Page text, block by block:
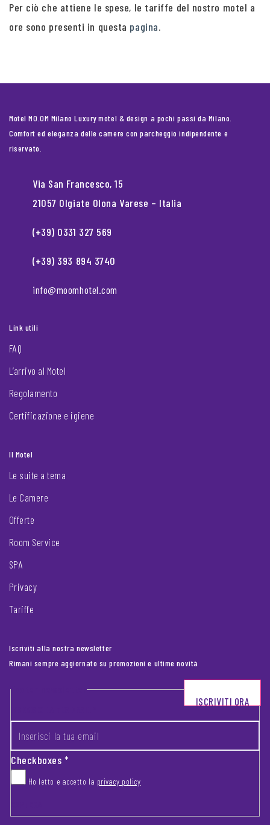
Per ciò che attiene le spese, le tariffe del nostro motel a
ore sono presenti in questa pagina.
Motel MO.OM Milano Luxury motel & design a pochi passi da Milano.
Comfort ed eleganza delle camere con parcheggio indipendente e
riservato.
Via San Francesco, 15
21057 Olgiate Olona Varese – Italia
(+39) 0331 327 569
(+39) 393 894 3740
info@moomhotel.com
Link utili
FAQ
L’arrivo al Motel
Regolamento
Certificazione e igiene
Il Motel
Le suite a tema
Le Camere
Offerte
Room Service
SPA
Privacy
Tariffe
Iscriviti alla nostra newsletter
Rimani sempre aggiornato su promozioni e ultime novità
Footer newsletter
Checkboxes*
Ho letto e accetto la privacy policy
ISCRIVITI ORA